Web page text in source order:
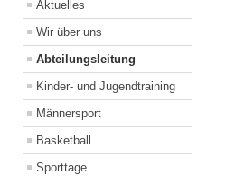
Aktuelles
Wir über uns
Abteilungsleitung
Kinder- und Jugendtraining
Männersport
Basketball
Sporttage